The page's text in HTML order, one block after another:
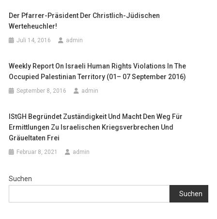
Der Pfarrer-Präsident Der Christlich-Jüdischen
Werteheuchler!
Juli 14, 2016 admin
Weekly Report On Israeli Human Rights Violations In The
Occupied Palestinian Territory (01– 07 September 2016)
September 8, 2016 admin
IStGH Begründet Zuständigkeit Und Macht Den Weg Für
Ermittlungen Zu Israelischen Kriegsverbrechen Und
Gräueltaten Frei
Februar 8, 2021 admin
Suchen
Suchen